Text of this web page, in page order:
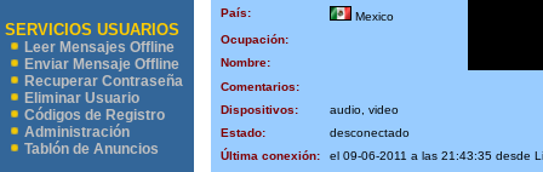
SERVICIOS USUARIOS
Leer Mensajes Offline
Enviar Mensaje Offline
Recuperar Contraseña
Eliminar Usuario
Códigos de Registro
Administración
Tablón de Anuncios
País:
Mexico
Ocupación:
Nombre:
Comentarios:
Dispositivos:
audio, video
Estado:
desconectado
Última conexión:
el 09-06-2011 a las 21:43:35 desde